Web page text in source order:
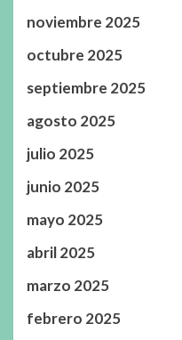
noviembre 2025
octubre 2025
septiembre 2025
agosto 2025
julio 2025
junio 2025
mayo 2025
abril 2025
marzo 2025
febrero 2025